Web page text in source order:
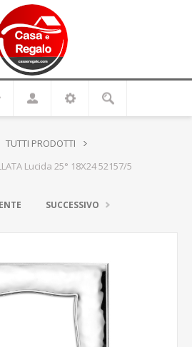
TUTTI PRODOTTI
Lucida 25° 18X24 52157/5
SUCCESSIVO